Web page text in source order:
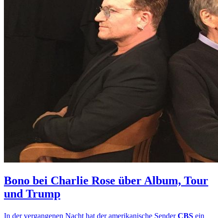
Bono bei Charlie Rose über Album, Tour
und Trump
In der vergangenen Nacht hat der amerikanische SenderCBS ein